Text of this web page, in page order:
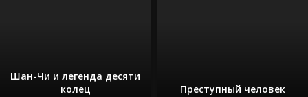
Шан-Чи и легенда десяти
колец
Преступный человек